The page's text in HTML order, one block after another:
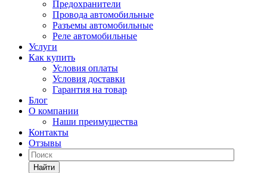
Предохранители
Провода автомобильные
Разъемы автомобильные
Реле автомобильные
Услуги
Как купить
Условия оплаты
Условия доставки
Гарантия на товар
Блог
О компании
Наши преимущества
Контакты
Отзывы
Найти